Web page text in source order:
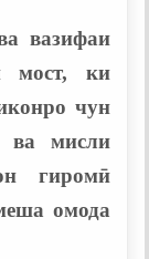
вазифаи
мост, ки
чун
ва мисли
гиромӣ
омода